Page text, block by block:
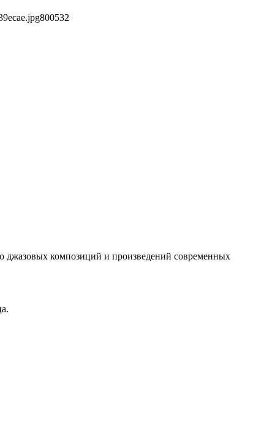
800532
джазовых композиций и произведений современных